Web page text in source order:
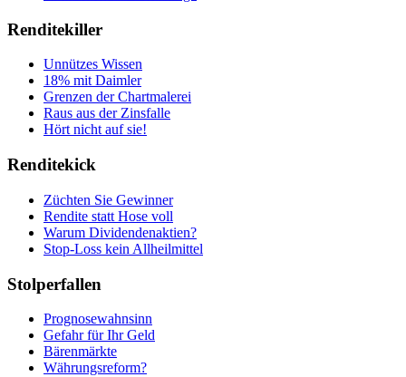
Renditekiller
Unnützes Wissen
18% mit Daimler
Grenzen der Chartmalerei
Raus aus der Zinsfalle
Hört nicht auf sie!
Renditekick
Züchten Sie Gewinner
Rendite statt Hose voll
Warum Dividendenaktien?
Stop-Loss kein Allheilmittel
Stolperfallen
Prognosewahnsinn
Gefahr für Ihr Geld
Bärenmärkte
Währungsreform?